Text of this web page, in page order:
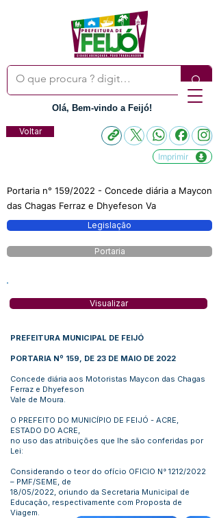
Olá, Bem-vindo a Feijó!
Voltar
Imprimir
Portaria n° 159/2022 - Concede diária a Maycon
das Chagas Ferraz e Dhyefeson Va
Legislação
Portaria
Visualizar
PREFEITURA MUNICIPAL DE FEIJÓ
PORTARIA Nº 159, DE 23 DE MAIO DE 2022
Concede diária aos Motoristas Maycon das Chagas
Ferraz e Dhyefeson
Vale de Moura.
O PREFEITO DO MUNICÍPIO DE FEIJÓ - ACRE,
ESTADO DO ACRE,
no uso das atribuições que lhe são conferidas por
Lei:
Considerando o teor do ofício OFICIO N° 1212/2022
– PMF/SEME, de
18/05/2022, oriundo da Secretaria Municipal de
Educação, respectivamente com Proposta de
Viagem.